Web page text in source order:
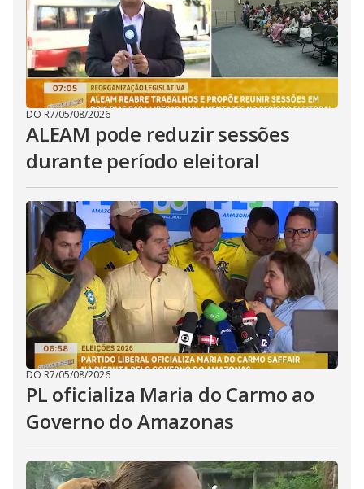
DO R7/05/08/2026
ALEAM pode reduzir sessões
durante período eleitoral
DO R7/05/08/2026
PL oficializa Maria do Carmo ao
Governo do Amazonas